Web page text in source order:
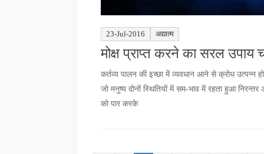
23-Jul-2016 अद्यात्म
मोक्ष प्राप्त करने का सरल उपाय
कर्तव्य पालन की इच्छा में व्यवधान आने से क्रोध उत्पन्न
जो मनुष्य दोनों स्थितियों में सम-भाव में रहता हुआ
को पार करके